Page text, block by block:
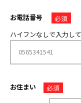
お電話番号
必須
ハイフンなしで入力して
お住まい 必須